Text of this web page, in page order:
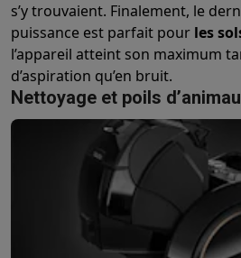
s’y trouvaient. Finalement, le
puissance est parfait pour les
l’appareil atteint son maximum
d’aspiration qu’en bruit.
Nettoyage et poils